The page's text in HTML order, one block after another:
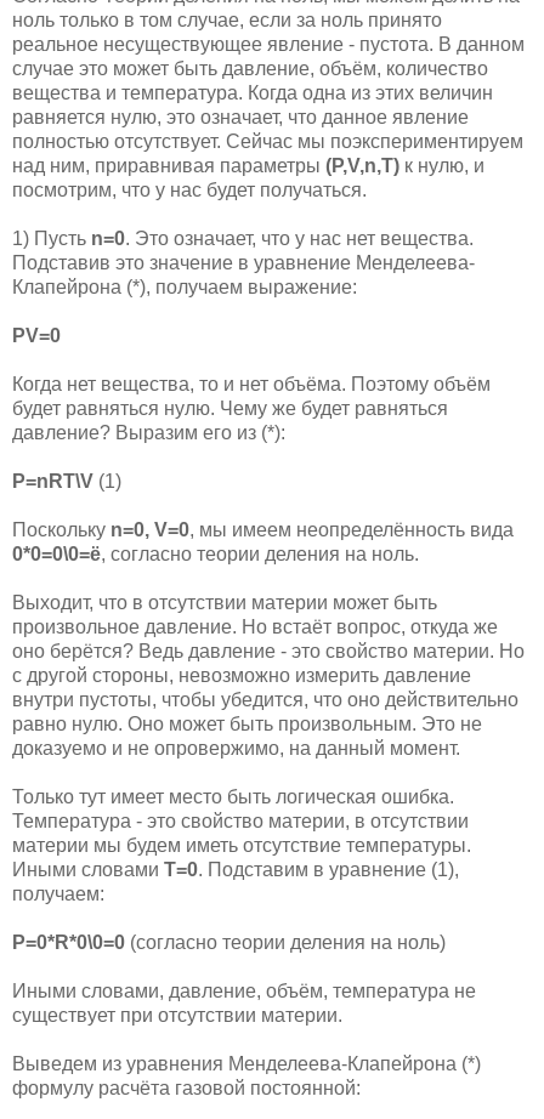
ноль только в том случае, если за ноль принято
реальное несуществующее явление - пустота. В данном
случае это может быть давление, объём, количество
вещества и температура. Когда одна из этих величин
равняется нулю, это означает, что данное явление
полностью отсутствует. Сейчас мы поэкспериментируем
над ним, приравнивая параметры (P,V,n,T) к нулю, и
посмотрим, что у нас будет получаться.
1) Пусть n=0. Это означает, что у нас нет вещества.
Подставив это значение в уравнение Менделеева-
Клапейрона (*), получаем выражение:
PV=0
Когда нет вещества, то и нет объёма. Поэтому объём
будет равняться нулю. Чему же будет равняться
давление? Выразим его из (*):
P=nRT\V (1)
Поскольку n=0, V=0, мы имеем неопределённость вида
0*0=0\0=ё, согласно теории деления на ноль.
Выходит, что в отсутствии материи может быть
произвольное давление. Но встаёт вопрос, откуда же
оно берётся? Ведь давление - это свойство материи. Но
с другой стороны, невозможно измерить давление
внутри пустоты, чтобы убедится, что оно действительно
равно нулю. Оно может быть произвольным. Это не
доказуемо и не опровержимо, на данный момент.
Только тут имеет место быть логическая ошибка.
Температура - это свойство материи, в отсутствии
материи мы будем иметь отсутствие температуры.
Иными словами Т=0. Подставим в уравнение (1),
получаем:
Р=0*R*0\0=0 (согласно теории деления на ноль)
Иными словами, давление, объём, температура не
существует при отсутствии материи.
Выведем из уравнения Менделеева-Клапейрона (*)
формулу расчёта газовой постоянной: